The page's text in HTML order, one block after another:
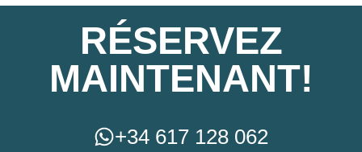
RÉSERVEZ
MAINTENANT!
+34 617 128 062